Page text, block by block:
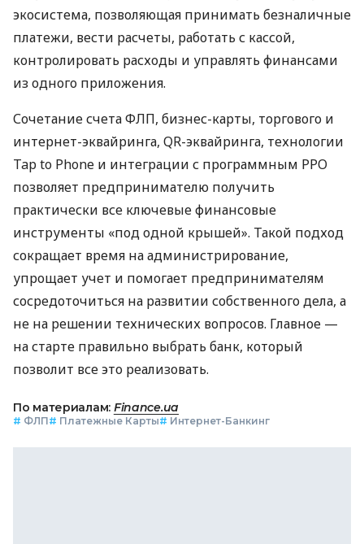
экосистема, позволяющая принимать безналичные
платежи, вести расчеты, работать с кассой,
контролировать расходы и управлять финансами
из одного приложения.
Сочетание счета ФЛП, бизнес-карты, торгового и
интернет-эквайринга, QR-эквайринга, технологии
Tap to Phone и интеграции с программным РРО
позволяет предпринимателю получить
практически все ключевые финансовые
инструменты «под одной крышей». Такой подход
сокращает время на администрирование,
упрощает учет и помогает предпринимателям
сосредоточиться на развитии собственного дела, а
не на решении технических вопросов. Главное —
на старте правильно выбрать банк, который
позволит все это реализовать.
По материалам: Finance.ua
# ФЛП# Платежные Карты# Интернет-Банкинг